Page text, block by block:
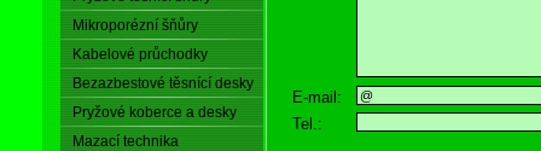
Mikroporézní šňůry
Kabelové průchodky
Bezazbestové těsnící desky
Pryžové koberce a desky
Mazací technika
E-mail:
Tel.: